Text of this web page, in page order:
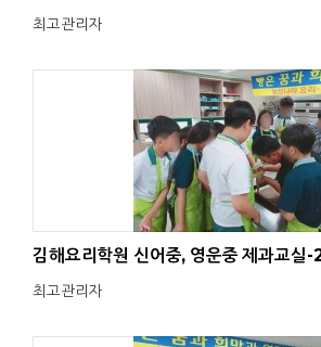
최고관리자
김해요리학원 신어중, 영운중 제과교실
최고관리자